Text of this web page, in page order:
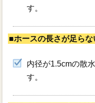
す。
■ホースの長さが足らな
内径が1.5cmの散
す。